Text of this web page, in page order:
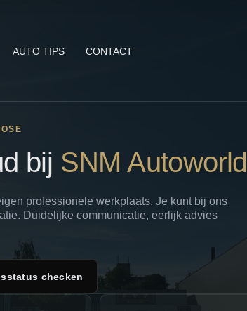
AUTO TIPS CONTACT
bij SNM Autoworld
professionele werkplaats. Je kunt bij ons
Duidelijke communicatie, eerlijk advies
checken